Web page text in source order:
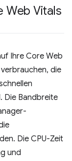
Web Vitals
Ihre Core Web
die
Die Bandbreite
Die CPU-Zeit
und